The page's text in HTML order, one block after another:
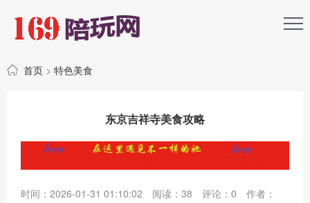
首页 > 特色美食
东京吉祥寺美食攻略
时间：2026-01-31 01:10:02 阅读： 38 评论： 0 作者：